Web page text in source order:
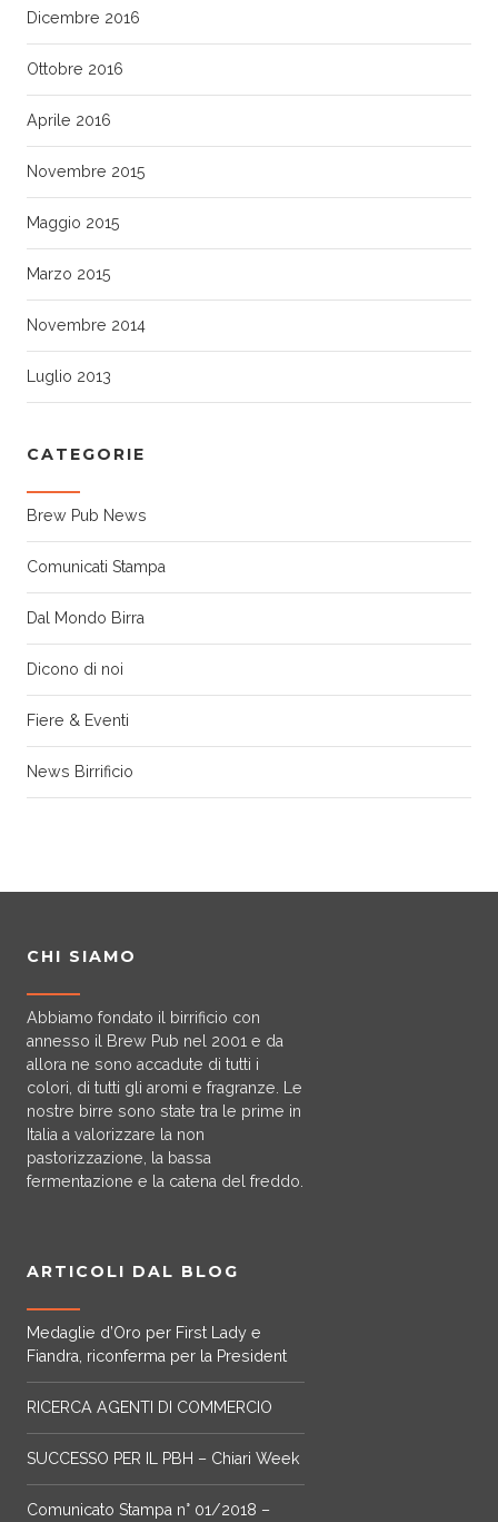
Dicembre 2016
Ottobre 2016
Aprile 2016
Novembre 2015
Maggio 2015
Marzo 2015
Novembre 2014
Luglio 2013
CATEGORIE
Brew Pub News
Comunicati Stampa
Dal Mondo Birra
Dicono di noi
Fiere & Eventi
News Birrificio
CHI SIAMO
Abbiamo fondato il birrificio con
annesso il Brew Pub nel 2001 e da
allora ne sono accadute di tutti i
colori, di tutti gli aromi e fragranze. Le
nostre birre sono state tra le prime in
Italia a valorizzare la non
pastorizzazione, la bassa
fermentazione e la catena del freddo.
ARTICOLI DAL BLOG
Medaglie d’Oro per First Lady e
Fiandra, riconferma per la President
RICERCA AGENTI DI COMMERCIO
SUCCESSO PER IL PBH – Chiari Week
Comunicato Stampa n° 01/2018 –